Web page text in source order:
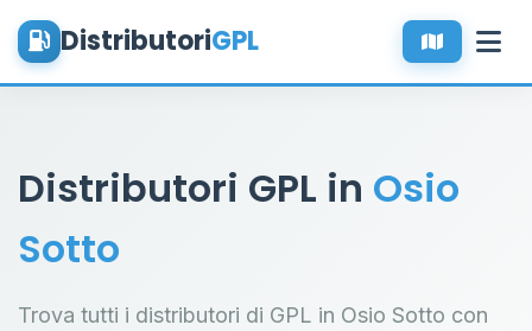
DistributoriGPL
Distributori GPL in Osio
Sotto
Trova tutti i distributori di GPL in Osio Sotto con